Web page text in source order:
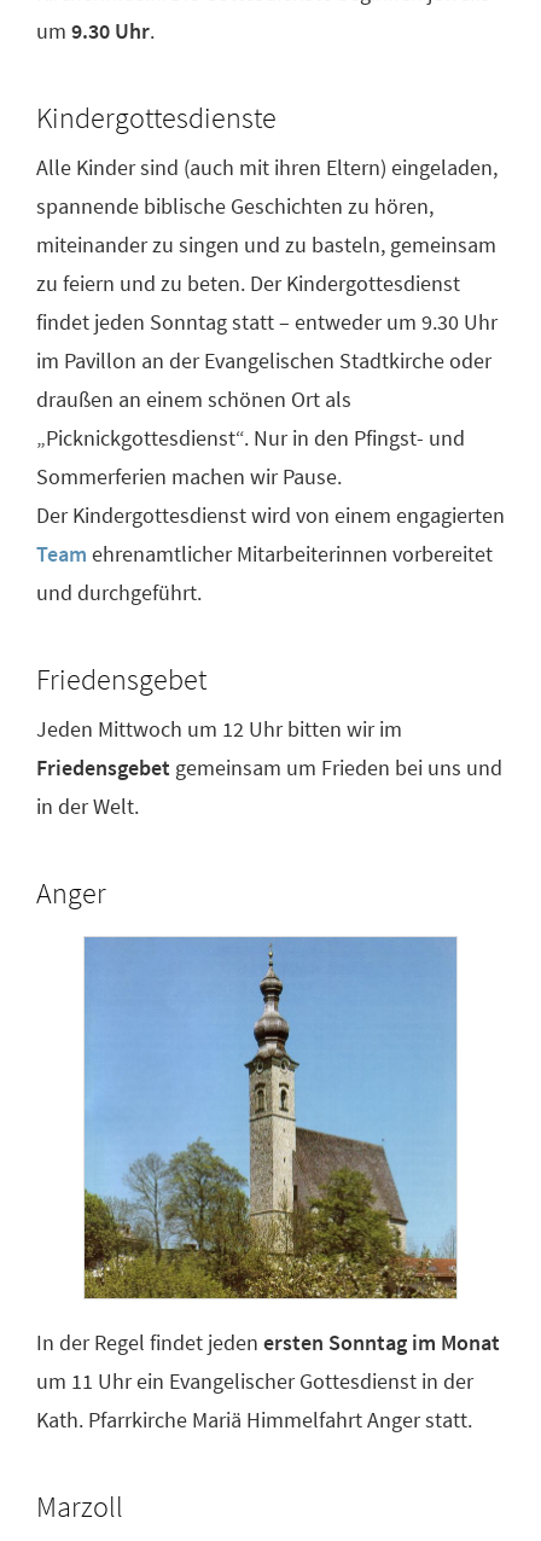
um 9.30 Uhr.
Kindergottesdienste
Alle Kinder sind (auch mit ihren Eltern) eingeladen,
spannende biblische Geschichten zu hören,
miteinander zu singen und zu basteln, gemeinsam
zu feiern und zu beten. Der Kindergottesdienst
findet jeden Sonntag statt – entweder um 9.30 Uhr
im Pavillon an der Evangelischen Stadtkirche oder
draußen an einem schönen Ort als
„Picknickgottesdienst“. Nur in den Pfingst- und
Sommerferien machen wir Pause.
Der Kindergottesdienst wird von einem engagierten
Team ehrenamtlicher Mitarbeiterinnen vorbereitet
und durchgeführt.
Friedensgebet
Jeden Mittwoch um 12 Uhr bitten wir im
Friedensgebet gemeinsam um Frieden bei uns und
in der Welt.
Anger
In der Regel findet jeden ersten Sonntag im Monat
um 11 Uhr ein Evangelischer Gottesdienst in der
Kath. Pfarrkirche Mariä Himmelfahrt Anger statt.
Marzoll